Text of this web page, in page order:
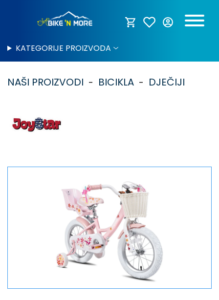
KATEGORIJE PROIZVODA
NAŠI PROIZVODI BICIKLA DJEČIJI